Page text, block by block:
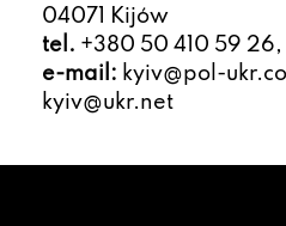
04071 Kijów
tel. +380 50 410 59 26,
e-mail: kyiv@pol-
kyiv@ukr.net